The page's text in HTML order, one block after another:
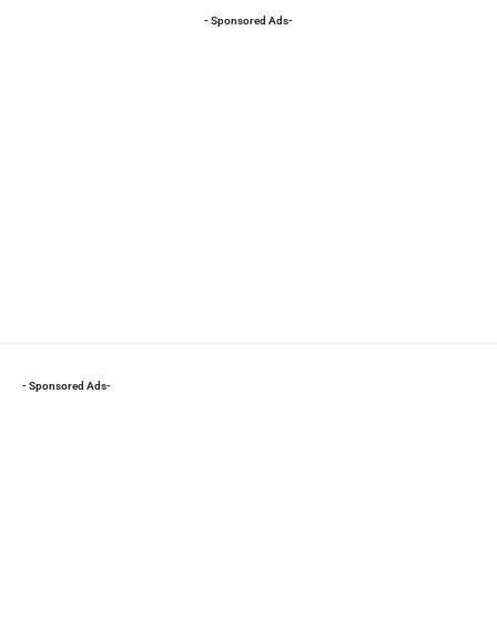
- Sponsored Ads-
- Sponsored Ads-